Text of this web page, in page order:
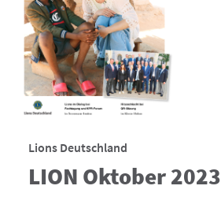
Lions Deutschland
LION Oktober 2023